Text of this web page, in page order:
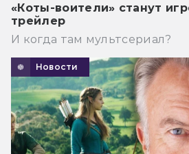
«Коты-воители» станут
трейлер
И когда там мультсериал?
Новости